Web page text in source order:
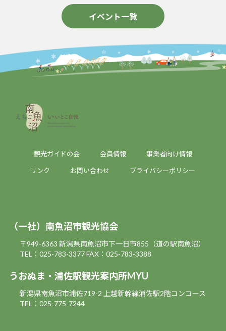
イベント一覧
観光ガイドの会 会員情報 事業者向け情報
リンク お問い合わせ プライバシーポリシー
（一社）南魚沼市観光協会
〒949-6363 新潟県南魚沼市下一日市855（道の駅南魚沼）
TEL：025-783-3377FAX：025-783-3388
うおぬま・浦佐駅観光案内所MYU
新潟県南魚沼市浦佐719-2 上越新幹線浦佐駅2階コンコース
TEL：025-775-7244